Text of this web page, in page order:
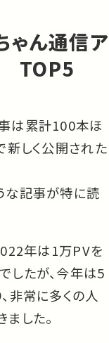
ゃん通信ア
TOP5
は累計100本ほ
新しく公開された
な記事が特に読
年は1万PVを
したが、今年は5
非常に多くの人
した。